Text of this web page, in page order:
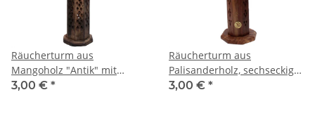
Räucherturm aus
Mangoholz "Antik" mit
Löchern, 30 cm
3,00 € *
Räucherturm aus
Palisanderholz, sechseckig
mit "OM"
3,00 € *